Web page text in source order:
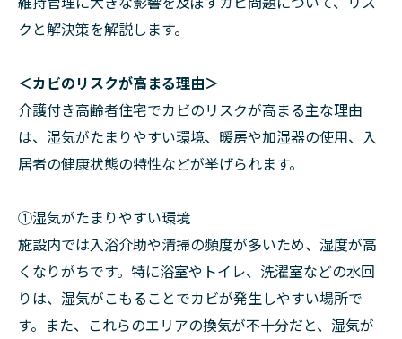
クと解決策を解説します。
＜カビのリスクが高まる理由＞
介護付き高齢者住宅でカビのリスクが高まる主な理由
は、湿気がたまりやすい環境、暖房や加湿器の使用、入
居者の健康状態の特性などが挙げられます。
①湿気がたまりやすい環境
施設内では入浴介助や清掃の頻度が多いため、湿度が高
くなりがちです。特に浴室やトイレ、洗濯室などの水回
りは、湿気がこもることでカビが発生しやすい場所で
す。また、これらのエリアの換気が不十分だと、湿気が